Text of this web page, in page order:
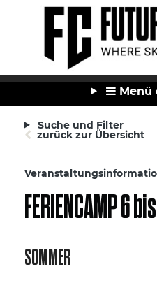
Menü
Suche und Filter
zurück zur Übersicht
FERIENCAMP 6
SOMMER